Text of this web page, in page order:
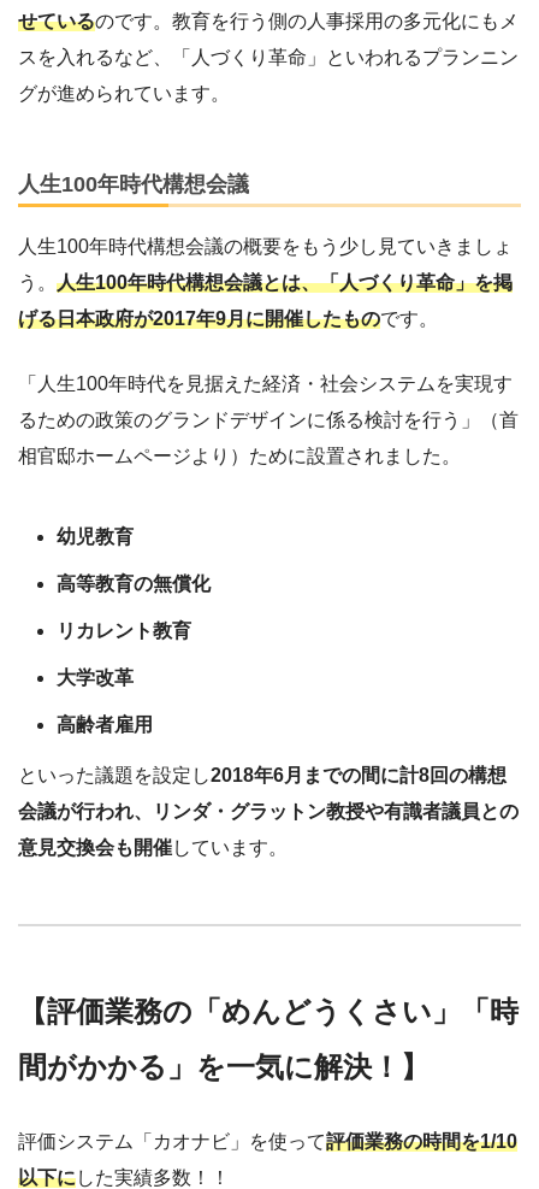
せているのです。教育を行う側の人事採用の多元化にもメ
スを入れるなど、「人づくり革命」といわれるプランニン
グが進められています。
人生100年時代構想会議
人生100年時代構想会議の概要をもう少し見ていきましょ
う。 人生100年時代構想会議とは、「人づくり革命」を掲
げる日本政府が2017年9月に開催したものです。
「人生100年時代を見据えた経済・社会システムを実現す
るための政策のグランドデザインに係る検討を行う」（首
相官邸ホームページより）ために設置されました。
幼児教育
高等教育の無償化
リカレント教育
大学改革
高齢者雇用
といった議題を設定し2018年6月までの間に計8回の構想
会議が行われ、リンダ・グラットン教授や有識者議員との
意見交換会も開催しています。
【評価業務の「めんどうくさい」「時
間がかかる」を一気に解決！】
評価システム「カオナビ」を使って評価業務の時間を1/10
以下にした実績多数！！